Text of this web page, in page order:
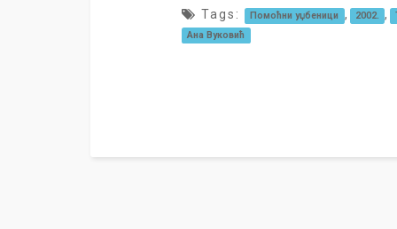
Tags: Помоћни уџбеници , 2002. ,
Ана Вуковић